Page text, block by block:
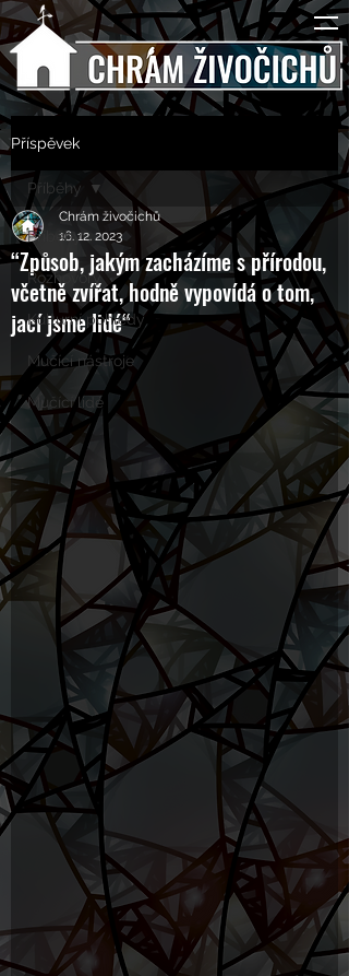
Příspěvek
Příběhy
Rozhovory
Kulturní pohledy
Mučící nástroje
Mučící lidé
Příběhy
“Způsob, jakým zacházíme s přírodou,
včetně zvířat, hodně vypovídá o tom,
jací jsme lidé“
Chrám živočichů
16. 12. 2023